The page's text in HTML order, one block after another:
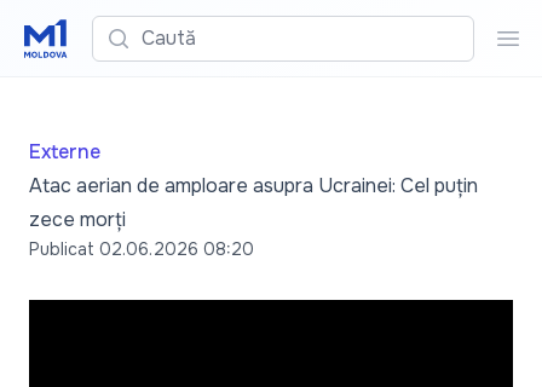
Caută
Externe
Atac aerian de amploare asupra Ucrainei: Cel puțin
zece morți
Publicat 02.06.2026 08:20